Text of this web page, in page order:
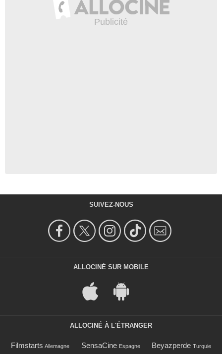
SUIVEZ-NOUS
ALLOCINÉ SUR MOBILE
ALLOCINÉ À L'ÉTRANGER
Filmstarts Allemagne SensaCine Espagne Beyazperde Turquie